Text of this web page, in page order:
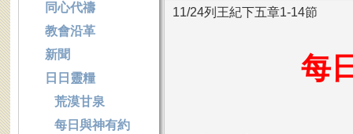
11/24列王紀下五章1-14節
每
同心代禱
教會沿革
新聞
日日靈糧
荒漠甘泉
每日與神有約